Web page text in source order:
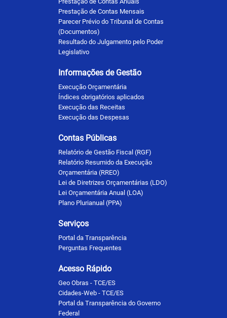
Prestação de Contas Mensais
Parecer Prévio do Tribunal de Contas
(Documentos)
Resultado do Julgamento pelo Poder
Legislativo
Informações de Gestão
Execução Orçamentária
Índices obrigatórios aplicados
Execução das Receitas
Execução das Despesas
Contas Públicas
Relatório de Gestão Fiscal (RGF)
Relatório Resumido da Execução
Orçamentária (RREO)
Lei de Diretrizes Orçamentárias (LDO)
Lei Orçamentária Anual (LOA)
Plano Plurianual (PPA)
Serviços
Portal da Transparência
Perguntas Frequentes
Acesso Rápido
Geo Obras - TCE/ES
Cidades-Web - TCE/ES
Portal da Transparência do Governo
Federal